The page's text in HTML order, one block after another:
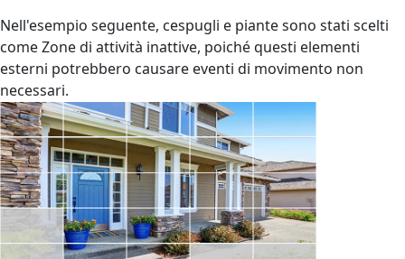
Nell'esempio seguente, cespugli e piante sono stati scelti
come Zone di attività inattive, poiché questi elementi
esterni potrebbero causare eventi di movimento non
necessari.